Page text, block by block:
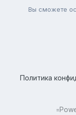
Вы сможете
Политика
=